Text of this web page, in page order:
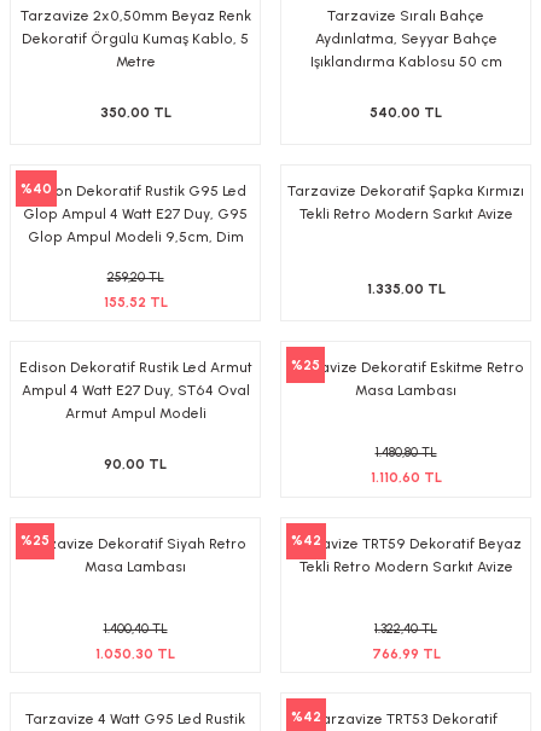
Armatürler
Tarzavize 2x0,50mm Beyaz Renk
Dekoratif Örgülü Kumaş Kablo, 5
Metre
350,00 TL
Tarzavize Sıralı Bahçe
Aydınlatma, Seyyar Bahçe
Işıklandırma Kablosu 50 cm
540,00 TL
%40
Edison Dekoratif Rustik G95 Led
Glop Ampul 4 Watt E27 Duy, G95
Glop Ampul Modeli 9,5cm, Dim
259,20 TL
155,52 TL
Tarzavize Dekoratif Şapka Kırmızı
Tekli Retro Modern Sarkıt Avize
1.335,00 TL
Edison Dekoratif Rustik Led Armut
Ampul 4 Watt E27 Duy, ST64 Oval
Armut Ampul Modeli
90,00 TL
%25
Tarzavize Dekoratif Eskitme Retro
Masa Lambası
1.480,80 TL
1.110,60 TL
%25
Tarzavize Dekoratif Siyah Retro
Masa Lambası
1.400,40 TL
1.050,30 TL
%42
Tarzavize TRT59 Dekoratif Beyaz
Tekli Retro Modern Sarkıt Avize
1.322,40 TL
766,99 TL
Tarzavize 4 Watt G95 Led Rustik
%42Tarzavize TRT53 Dekoratif